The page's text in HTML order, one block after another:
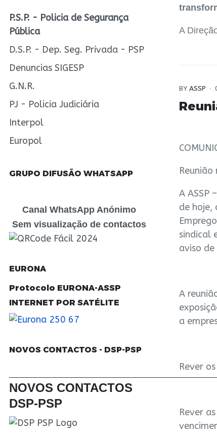
A
BY ASSP
Reunião
A ASSP
de hoje,
sindical
aviso
A
a
Rever
Rever
P.S.P. - Policia de Segurança
Pública
D.S.P. - Dep. Seg. Privada - PSP
Denuncias SIGESP
G.N.R.
PJ - Policia Judiciária
Interpol
Europol
GRUPO DIFUSÃO WHATSAPP
Canal WhatsApp Anónimo
Sem visualização de contactos
EURONA
Protocolo EURONA-ASSP
INTERNET POR SATÉLITE
NOVOS CONTACTOS - DSP-PSP
NOVOS CONTACTOS
DSP-PSP